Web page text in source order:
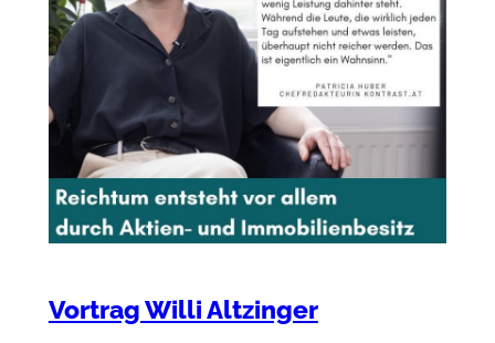
Vortrag Willi Altzinger